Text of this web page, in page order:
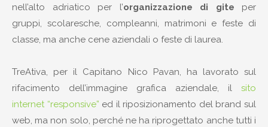
nell’alto adriatico per l’organizzazione di gite per
gruppi, scolaresche, compleanni, matrimoni e feste di
classe, ma anche cene aziendali o feste di laurea.
TreAtiva, per il Capitano Nico Pavan, ha lavorato sul
rifacimento dell’immagine grafica aziendale, il sito
internet “responsive” ed il riposizionamento del brand sul
web, ma non solo, perché ne ha riprogettato anche tutti i